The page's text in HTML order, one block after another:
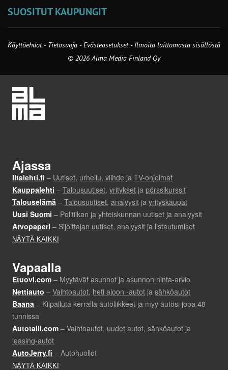
SUOSITUT KAUPUNGIT
Käyttöehdot - Tietosuoja -Evästeasetukset- Ilmoita laittomasta sisällöstä
© 2026 Alma Media Finland Oy